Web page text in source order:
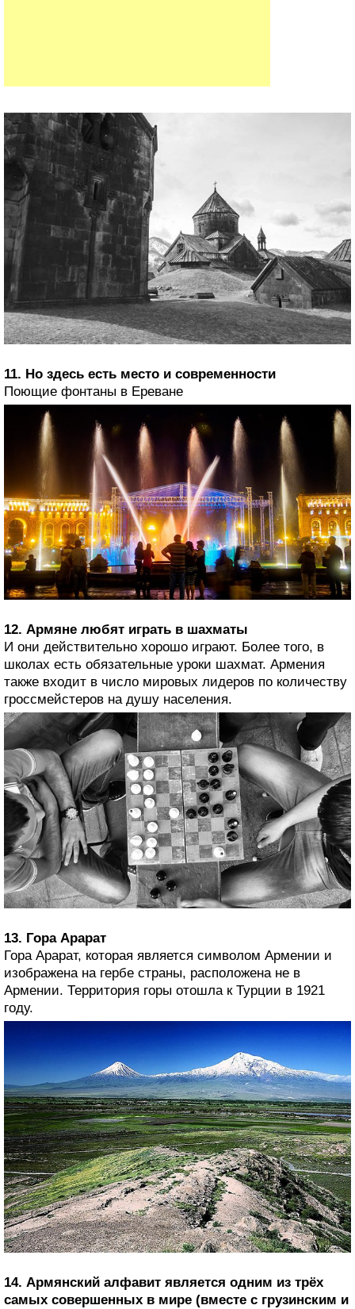
11. Но здесь есть место и современности
Поющие фонтаны в Ереване
12. Армяне любят играть в шахматы
И они действительно хорошо играют. Более того, в
школах есть обязательные уроки шахмат. Армения
также входит в число мировых лидеров по количеству
гроссмейстеров на душу населения.
13. Гора Арарат
Гора Арарат, которая является символом Армении и
изображена на гербе страны, расположена не в
Армении. Территория горы отошла к Турции в 1921
году.
14. Армянский алфавит является одним из трёх
самых совершенных в мире (вместе с грузинским и